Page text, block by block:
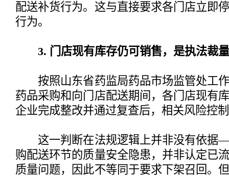
配送补货行为。这与直接要求各门店立即
行为。
3. 门店现有库存仍可销售，是执法裁
按照山东省药监局药品市场监管处工作
药品采购和向门店配送期间，各门店现有
企业完成整改并通过复查后，相关风险控
这一判断在法规逻辑上并非没有依据
购配送环节的质量安全隐患，并非认定已
质量问题，因此不等同于要求下架召回。